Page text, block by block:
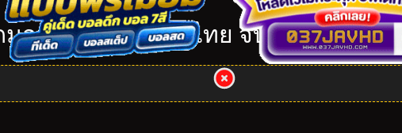
มอน ปี 1-25 พากย์ไทย จบ: x